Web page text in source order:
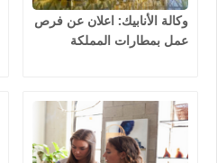
وكالة الأنابيك: اعلان عن فرص
عمل بمطارات المملكة